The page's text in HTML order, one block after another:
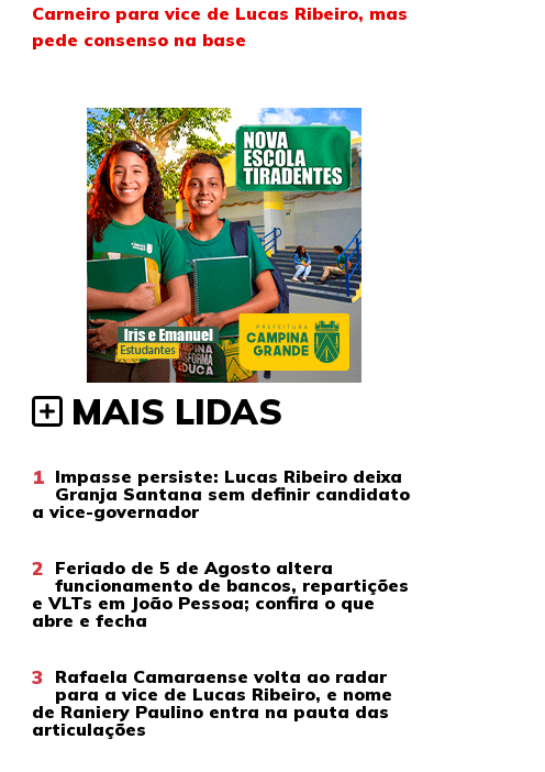
Carneiro para vice de Lucas Ribeiro, mas
pede consenso na base
MAIS LIDAS
1 Impasse persiste: Lucas Ribeiro deixa
Granja Santana sem definir candidato
a vice-governador
2 Feriado de 5 de Agosto altera
funcionamento de bancos, repartições
e VLTs em João Pessoa; confira o que
abre e fecha
3 Rafaela Camaraense volta ao radar
para a vice de Lucas Ribeiro, e nome
de Raniery Paulino entra na pauta das
articulações